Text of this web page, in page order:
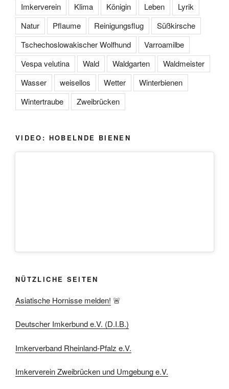
Imkerverein
Klima Königin Leben
Lyrik
Natur
Pflaume Reinigungsflug
Süßkirsche
Tschechoslowakischer Wolfhund
Varroamilbe
Vespa velutina
Wald Waldgarten
Waldmeister
Wasser
weisellos Wetter
Winterbienen
Wintertraube
Zweibrücken
VIDEO: HOBELNDE BIENEN
NÜTZLICHE SEITEN
Asiatische Hornisse melden! 🚨
Deutscher Imkerbund e.V. (D.I.B.)
Imkerverband Rheinland-Pfalz e.V.
Imkerverein Zweibrücken und Umgebung e.V.